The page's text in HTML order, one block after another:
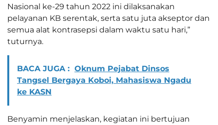
Nasional ke-29 tahun 2022 ini dilaksanakan
pelayanan KB serentak, serta satu juta akseptor dan
semua alat kontrasepsi dalam waktu satu hari,”
tuturnya.
BACA JUGA : Oknum Pejabat Dinsos
Tangsel Bergaya Koboi, Mahasiswa Ngadu
ke KASN
Benyamin menjelaskan, kegiatan ini bertujuan